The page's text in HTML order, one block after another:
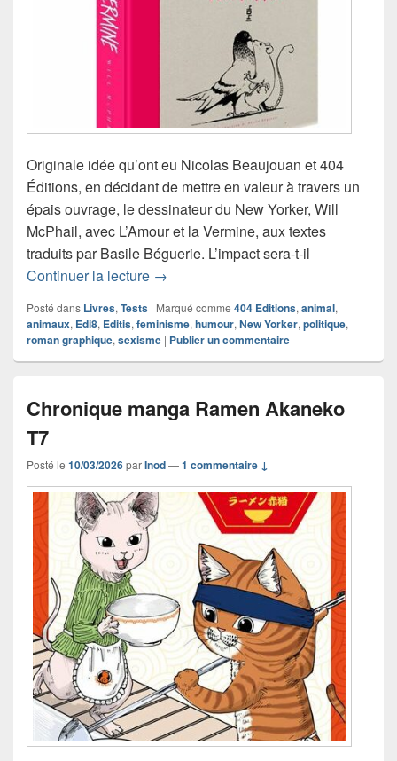
Originale idée qu’ont eu Nicolas Beaujouan et 404
Éditions, en décidant de mettre en valeur à travers un
épais ouvrage, le dessinateur du New Yorker, Will
McPhail, avec L’Amour et la Vermine, aux textes
traduits par Basile Béguerie. L’impact sera-t-il
Continuer la lecture Chronique roman graphique L’Amour
→
Posté dans Livres, Tests | Marqué comme 404 Editions, animal,
animaux, Edi8, Editis, feminisme, humour, New Yorker, politique,
roman graphique, sexisme | Publier un commentaire
Chronique manga Ramen Akaneko
T7
Posté le 10/03/2026parInod—1 commentaire ↓